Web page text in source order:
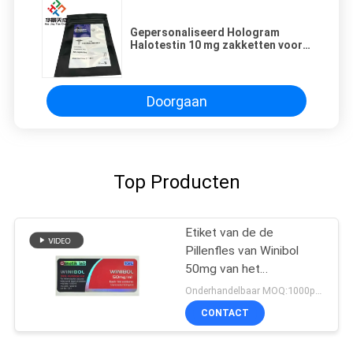
Gepersonaliseerd Hologram
Halotestin 10 mg zakketten voor
Doorgaan
Top Producten
Etiket van de de
Pillenfles van Winibol
50mg van het
Genetiklaboratorium het
Mondelinge
Onderhandelbaar MOQ:1000pcs/design
CONTACT